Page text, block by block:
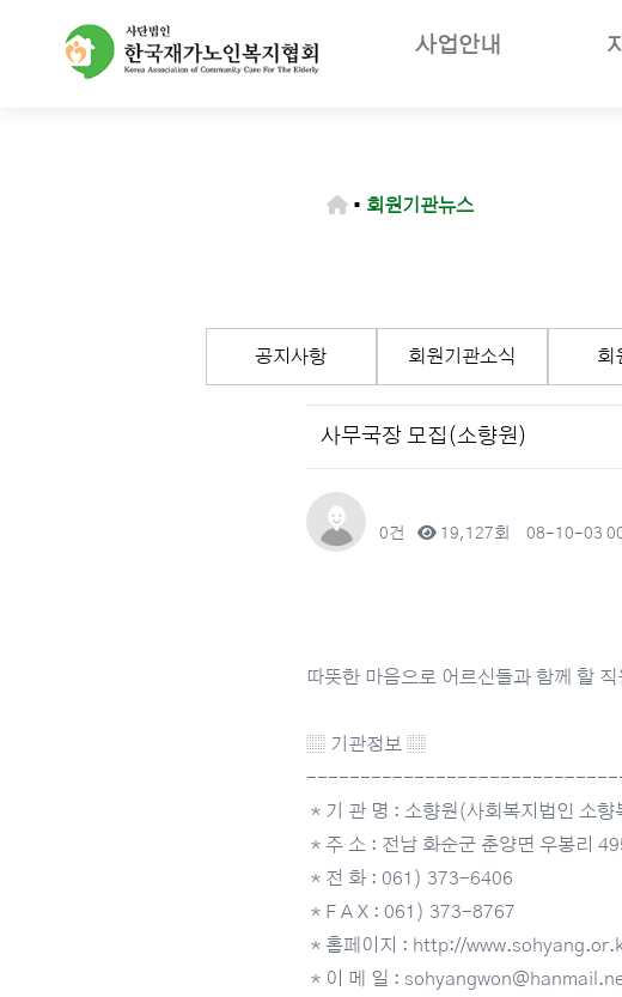
사업안내
등급판정기준및절차안
▪ 회원기관뉴스
공지사항 회원기관소식 회
사무국장 모집(소향원)
댓글
0건 조회19,127회 작성일
08-10-03
따뜻한 마음으로 어르신들과 함께 할
▒ 기관정보 ▒
＊기 관 명 : 소향원(사회복지법인 소향
＊주 소 : 전남 화순군 춘양면 우봉리
＊전 화 : 061) 373-6406
＊F A X : 061) 373-8767
＊홈페이지 : http://
＊이 메 일 :